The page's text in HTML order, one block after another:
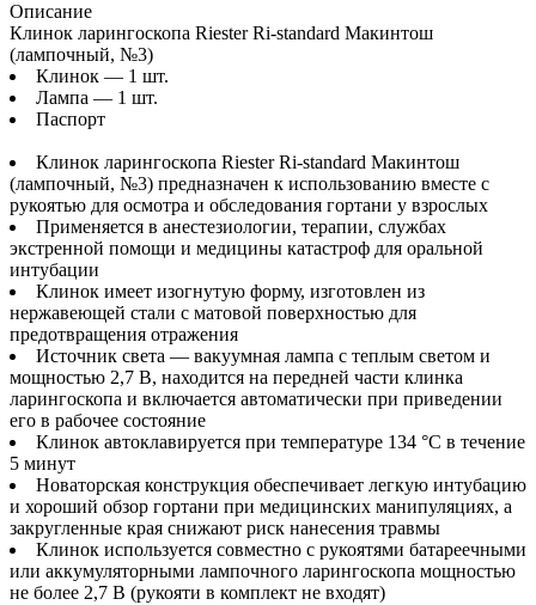
Описание
Клинок ларингоскопа Riester Ri-standard Макинтош
(лампочный, №3)
Клинок — 1 шт.
Лампа — 1 шт.
Паспорт
Клинок ларингоскопа Riester Ri-standard Макинтош
(лампочный, №3) предназначен к использованию вместе с
рукоятью для осмотра и обследования гортани у взрослых
Применяется в анестезиологии, терапии, службах
экстренной помощи и медицины катастроф для оральной
интубации
Клинок имеет изогнутую форму, изготовлен из
нержавеющей стали с матовой поверхностью для
предотвращения отражения
Источник света — вакуумная лампа с теплым светом и
мощностью 2,7 В, находится на передней части клинка
ларингоскопа и включается автоматически при приведении
его в рабочее состояние
Клинок автоклавируется при температуре 134 °C в течение
5 минут
Новаторская конструкция обеспечивает легкую интубацию
и хороший обзор гортани при медицинских манипуляциях, а
закругленные края снижают риск нанесения травмы
Клинок используется совместно с рукоятями батареечными
или аккумуляторными лампочного ларингоскопа мощностью
не более 2,7 В (рукояти в комплект не входят)